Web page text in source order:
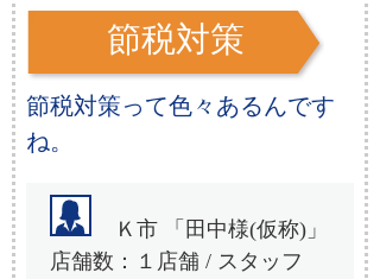
よくある質問
サイトマップ
節税対策
節税対策って色々あるんです
ね。
Ｋ市 「田中様(仮称)」
店舗数：１店舗 / スタッフ